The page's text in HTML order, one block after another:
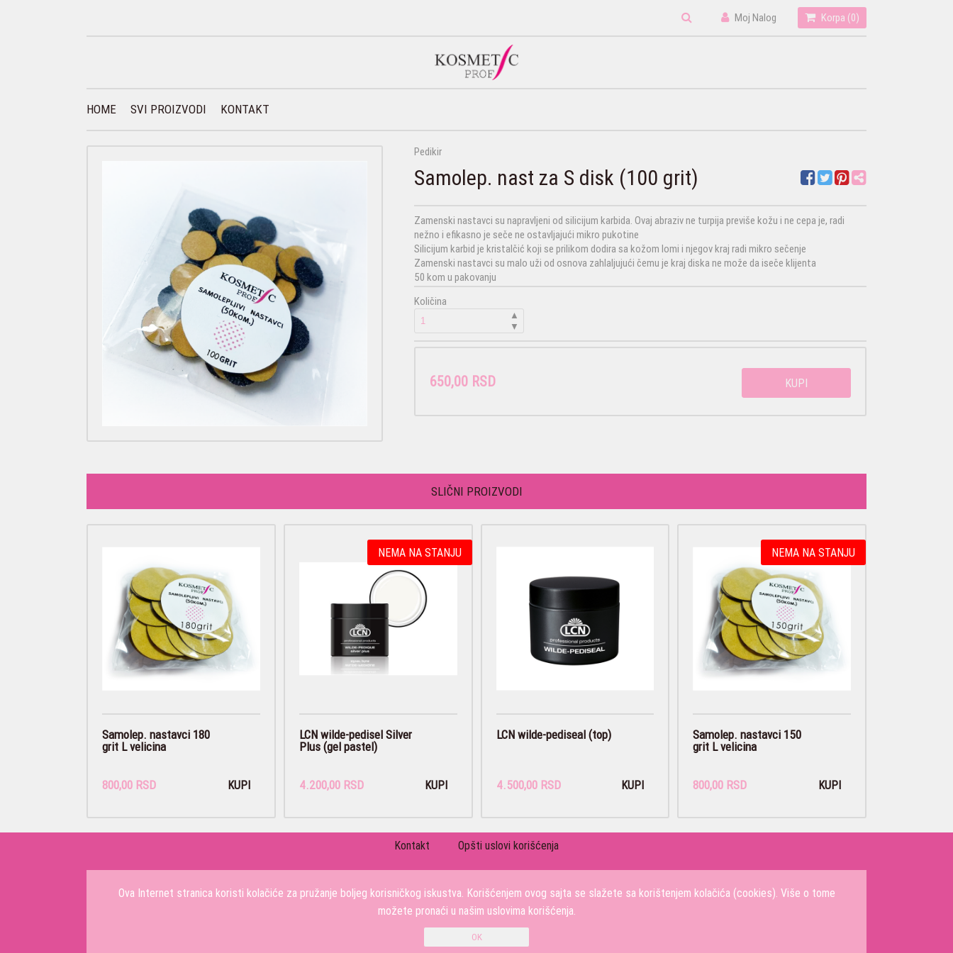
Ova Internet stranica koristi kolačiće za pružanje boljeg korisničkog iskustva. Korišćenjem ovog sajta se slažete sa korištenjem kolačića (cookies). Više o tome
možete pronaći u našim uslovima korišćenja.
Moj Nalog Korpa (0)
HOME SVI PROIZVODI KONTAKT
Pedikir
Samolep. nast za S disk (100 grit)
Zamenski nastavci su napravljeni od silicijum karbida. Ovaj abraziv ne turpija previše kožu i ne cepa je, radi
nežno i efikasno je seče ne ostavljajući mikro pukotine
Silicijum karbid je kristalčić koji se prilikom dodira sa kožom lomi i njegov kraj radi mikro sečenje
Zamenski nastavci su malo uži od osnova zahlaljujući čemu je kraj diska ne može da iseče klijenta
50 kom u pakovanju
Količina
▲
▼
650,00 RSD KUPI
SLIČNI PROIZVODI
Samolep. nastavci 180
grit L velicina
800,00 RSD KUPI
NEMA NA STANJU
LCN wilde-pedisel Silver
Plus (gel pastel)
4.200,00 RSD KUPI
LCN wilde-pediseal (top)
4.500,00 RSD KUPI
NEMA NA STANJU
Samolep. nastavci 150
grit L velicina
800,00 RSD KUPI
Kontakt Opšti uslovi korišćenja
KOSMETIC-PROFI DOO Stojana Protica 48, 11000 BEOGRAD, Srbija
Copyright 2026 KOSMETIC-PROFI DOO Sva prava su zadržana. Powered by